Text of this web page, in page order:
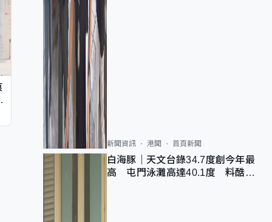
新聞資訊 港聞 首頁新聞
白海豚｜天文台錄34.7度創今年最
高 屯門泳灘高達40.1度 料酷熱